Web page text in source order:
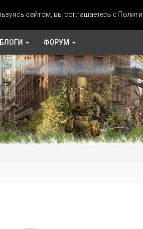
сайтом, вы соглашаетесь с
БЛОГИ ФОРУМ